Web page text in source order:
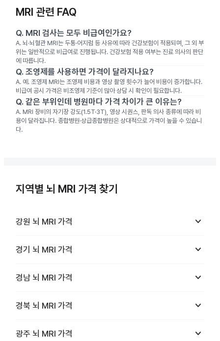
MRI 관련 FAQ
Q. MRI 검사는 모두 비급여인가요?
A. 뇌·뇌혈관 MRI는 두통·어지럼 등 사유에 따라 건강보험이 적용되며, 그 외 부
위는 일반적으로 비급여로 진행됩니다. 건강보험 적용 여부는 진료 의사의 판단
에 따릅니다.
Q. 조영제를 사용하면 가격이 달라지나요?
A. 예. 조영제 MRI는 조영제 비용과 영상 촬영 횟수가 늘어 비용이 증가합니다.
비급여 공시 가격은 비조영제 기준이 많아 상담 시 확인이 필요합니다.
Q. 같은 부위인데 병원마다 가격 차이가 큰 이유는?
A. MRI 장비의 자기장 강도(1.5T·3T), 영상 시퀀스, 판독 의사 종류에 따라 비
용이 달라집니다. 종합병원·상급종합병원은 상대적으로 가격이 높을 수 있습니
다.
지역별 뇌 MRI 가격 찾기
강원 뇌 MRI 가격 keyboard_arrow_down
경기 뇌 MRI 가격 keyboard_arrow_down
경남 뇌 MRI 가격 keyboard_arrow_down
경북 뇌 MRI 가격 keyboard_arrow_down
광주 뇌 MRI 가격 keyboard_arrow_down